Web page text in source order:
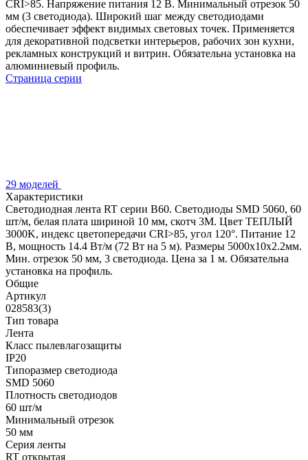
CRI>85. Напряжение питания 12 В. Минимальный отрезок 50
мм (3 светодиода). Широкий шаг между светодиодами
обеспечивает эффект видимых световых точек. Применяется
для декоративной подсветки интерьеров, рабочих зон кухни,
рекламных конструкций и витрин. Обязательна установка на
алюминиевый профиль.
Страница серии
29 моделей
Характеристики
Светодиодная лента RT серии B60. Светодиоды SMD 5060, 60
шт/м, белая плата шириной 10 мм, скотч 3M. Цвет ТЕПЛЫЙ
3000K, индекс цветопередачи CRI>85, угол 120°. Питание 12
В, мощность 14.4 Вт/м (72 Вт на 5 м). Размеры 5000x10x2.2мм.
Мин. отрезок 50 мм, 3 светодиода. Цена за 1 м. Обязательна
установка на профиль.
Общие
Артикул
028583(3)
Тип товара
Лента
Класс пылевлагозащиты
IP20
Типоразмер светодиода
SMD 5060
Плотность светодиодов
60 шт/м
Минимальный отрезок
50 мм
Серия ленты
RT открытая